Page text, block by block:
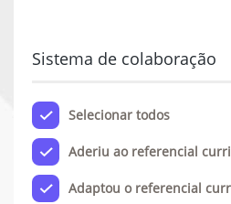
Sistema de colaboração
Selecionar todos
Aderiu ao referencial
Adaptou o referencial